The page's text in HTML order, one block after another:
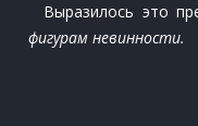
Выразилось это
фигурам невинности.